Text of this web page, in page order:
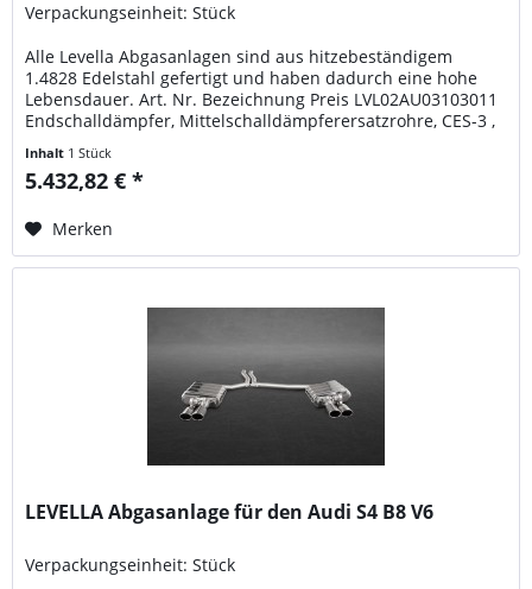
Verpackungseinheit: Stück
Alle Levella Abgasanlagen sind aus hitzebeständigem
1.4828 Edelstahl gefertigt und haben dadurch eine hohe
Lebensdauer. Art. Nr. Bezeichnung Preis LVL02AU03103011
Endschalldämpfer, Mittelschalldämpferersatzrohre, CES-3 ,
Euro LVL02AU03103016 Endschalldämpfer,
Mittelschalldämpferersatzrohre, CES-3 , ovale Endrohre
Inhalt 1 Stück
5.432,82 € *
Merken
LEVELLA Abgasanlage für den Audi S4 B8 V6
Verpackungseinheit: Stück